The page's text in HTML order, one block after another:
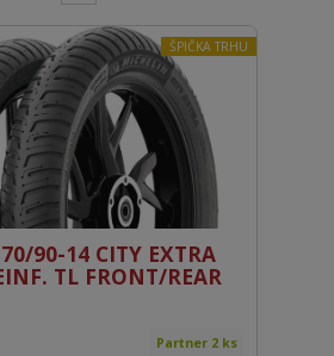
ŠPIČKA TRHU
90-14 CITY EXTRA
TL FRONT/REAR
Partner 2 ks